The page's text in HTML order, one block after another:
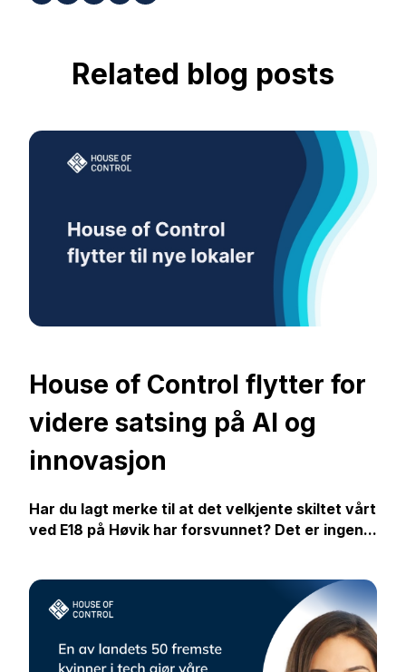
Related blog posts
House of Control flytter for
videre satsing på AI og
innovasjon
Har du lagt merke til at det velkjente skiltet vårt
ved E18 på Høvik har forsvunnet? Det er ingen...